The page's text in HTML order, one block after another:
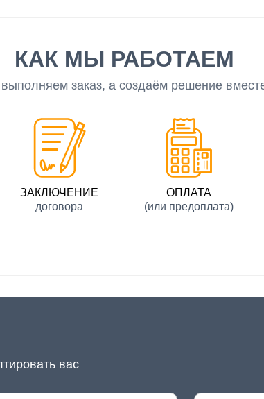
КАК МЫ РАБОТАЕМ
заказ, а создаём решение
ЗАКЛЮЧЕНИЕ
договора
ОПЛАТА
(или предоплата)
вас